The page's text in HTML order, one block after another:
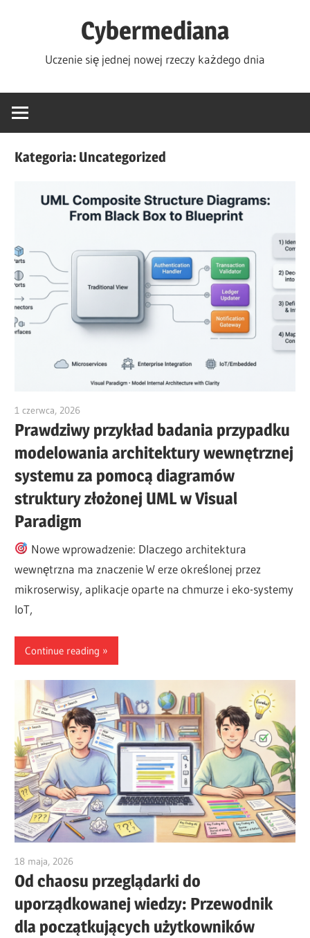
Cybermediana
Uczenie się jednej nowej rzeczy każdego dnia
Kategoria: Uncategorized
1 czerwca, 2026
Prawdziwy przykład badania przypadku
modelowania architektury wewnętrznej
systemu za pomocą diagramów
struktury złożonej UML w Visual
Paradigm
Nowe wprowadzenie: Dlaczego architektura
wewnętrzna ma znaczenie W erze określonej przez
mikroserwisy, aplikacje oparte na chmurze i eko-systemy
IoT,
Continue reading
18 maja, 2026
Od chaosu przeglądarki do
uporządkowanej wiedzy: Przewodnik
dla początkujących użytkowników